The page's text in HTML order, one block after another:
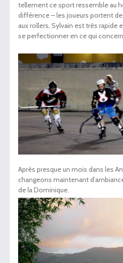
tellement ce sport ressemble au
différence – les joueurs portent
aux rollers, Sylvain est très rapide
se perfectionner en ce qui
Après presque un mois dans les
changeons maintenant
de la Dominique.